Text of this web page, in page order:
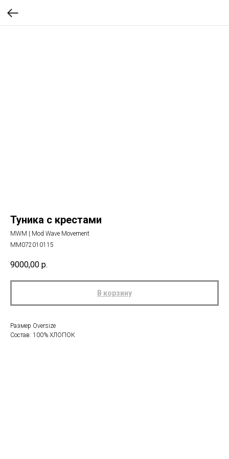
Туника с крестами
MWM | Mod Wave Movement
MM072010115
9000,00 р.
В корзину
Размер Oversize
Состав: 100% ХЛОПОК